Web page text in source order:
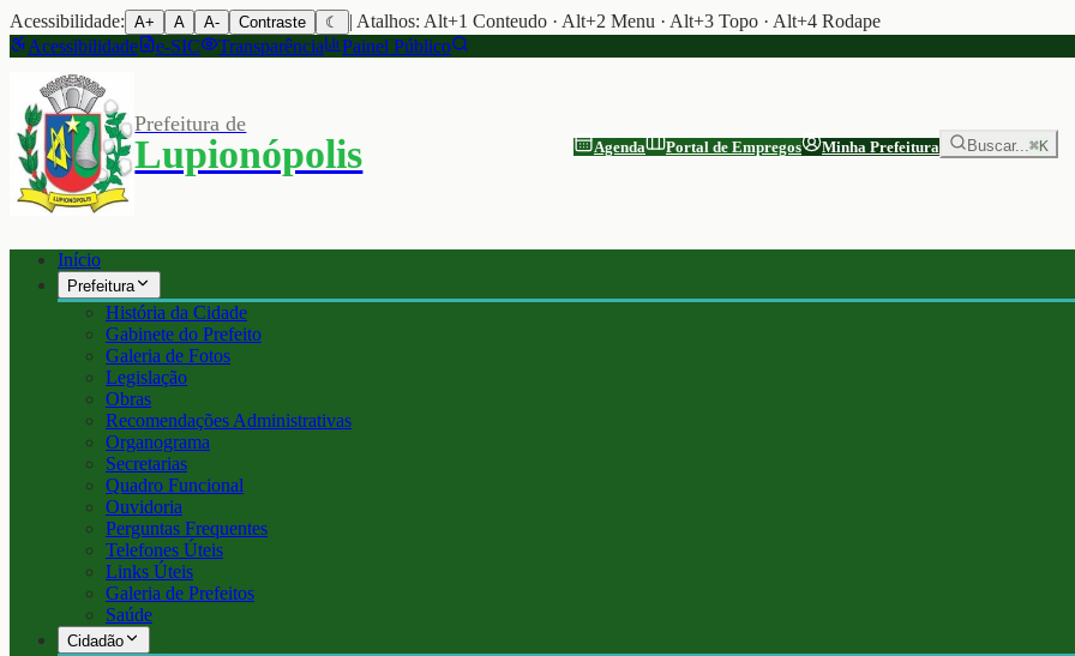
Acessibilidade: A+ A A- Contraste ☾
| Atalhos: Alt+1 Conteudo · Alt+2 Menu · Alt+3 Topo · Alt+4 Rodape
Acessibilidade
e-SIC Transparência Painel Público
Prefeitura de
Lupionópolis Agenda Portal de Empregos Minha Prefeitura Buscar...⌘K
Início
Prefeitura
História da Cidade
Gabinete do Prefeito
Galeria de Fotos
Legislação
Obras
Recomendações Administrativas
Organograma
Secretarias
Quadro Funcional
Ouvidoria
Perguntas Frequentes
Telefones Úteis
Links Úteis
Galeria de Prefeitos
Saúde
Cidadão